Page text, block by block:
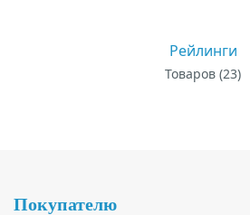
Рейлинги
Товаров (23)
Покупателю